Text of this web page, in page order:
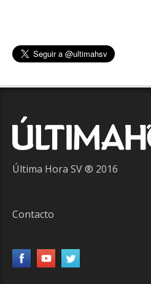
Última Hora SV ® 2016
Contacto